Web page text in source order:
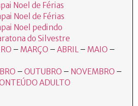
Noel de Férias
Noel de Férias
Noel pedindo
do Silvestre
– MARÇO – ABRIL– MAIO –
– OUTUBRO – NOVEMBRO –
ADULTO